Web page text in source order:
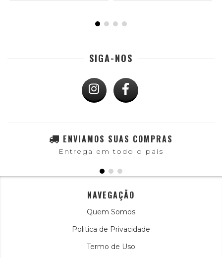
SIGA-NOS
ENVIAMOS SUAS COMPRAS
Entrega em todo o país
NAVEGAÇÃO
Quem Somos
Politica de Privacidade
Termo de Uso